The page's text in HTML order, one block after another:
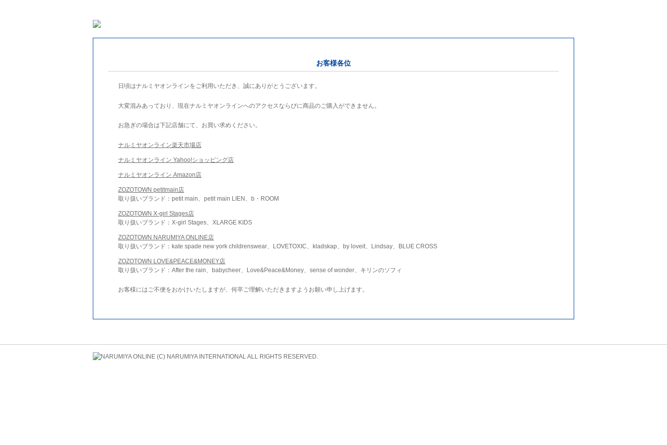
お客様各位
日頃はナルミヤオンラインをご利用いただき、誠にありがとうございます。
大変混みあっており、現在ナルミヤオンラインへのアクセスならびに商品のご購入ができません。
お急ぎの場合は下記店舗にて、お買い求めください。
ナルミヤオンライン楽天市場店
ナルミヤオンライン Yahoo!ショッピング店
ナルミヤオンライン Amazon店
ZOZOTOWN petitmain店
取り扱いブランド：petit main、petit main LIEN、b・ROOM
ZOZOTOWN X-girl Stages店
取り扱いブランド：X-girl Stages、XLARGE KIDS
ZOZOTOWN NARUMIYA ONLINE店
取り扱いブランド：kate spade new york childrenswear、LOVETOXIC、kladskap、by loveit、Lindsay、BLUE CROSS
ZOZOTOWN LOVE&PEACE&MONEY店
取り扱いブランド：After the rain、babycheer、Love&Peace&Money、sense of wonder、キリンのソフィ
お客様にはご不便をおかけいたしますが、何卒ご理解いただきますようお願い申し上げます。